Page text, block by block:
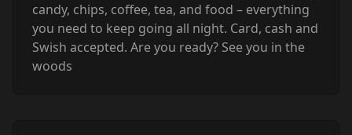
candy, chips, coffee, tea, and food – everything
you need to keep going all night. Card, cash and
Swish accepted. Are you ready? See you in the
woods